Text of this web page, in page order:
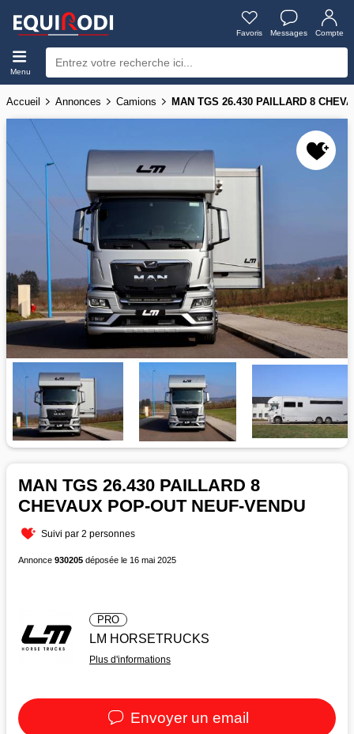
Favoris Messages Compte
Menu
Accueil Annonces Camions MAN TGS 26.430 PAILLARD 8
MAN TGS 26.430 PAILLARD 8
CHEVAUX POP-OUT NEUF-VENDU
Suivi par 2 personnes
Annonce 930205 déposée le 16 mai 2025
PRO
LM HORSETRUCKS
Plus d'informations
Envoyer un email